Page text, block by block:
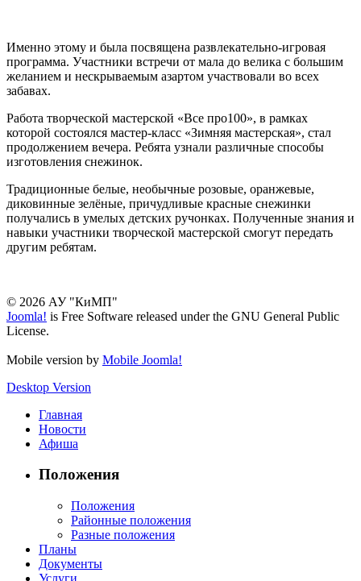
Именно этому и была посвящена развлекательно-игровая
программа. Участники встречи от мала до велика с большим
желанием и нескрываемым азартом участвовали во всех
забавах.
Работа творческой мастерской «Все про100», в рамках
которой состоялся мастер-класс «Зимняя мастерская», стал
продолжением вечера. Ребята узнали различные способы
изготовления снежинок.
Традиционные белые, необычные розовые, оранжевые,
диковинные зелёные, причудливые красные снежинки
получались в умелых детских ручонках. Полученные знания и
навыки участники творческой мастерской смогут передать
другим ребятам.
© 2026 АУ "КиМП"
Joomla! is Free Software released under the GNU General Public
License.
Mobile version by Mobile Joomla!
Desktop Version
Главная
Новости
Афиша
Положения
Положения
Районные положения
Разные положения
Планы
Документы